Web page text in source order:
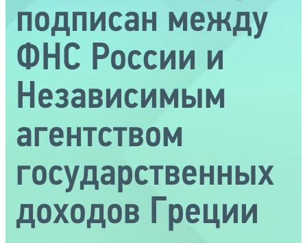
подписан между
ФНС России и
Независимым
агентством
государственных
доходов Греции